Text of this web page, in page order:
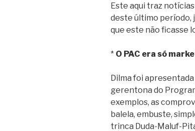
Este aqui traz notícias
deste último período,
que este não ficasse
* O PAC era só
Dilma foi
gerentona do
exemplos, as
balela, embuste,
trinca Duda-Maluf-